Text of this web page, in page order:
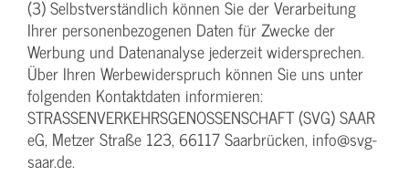
(3) Selbstverständlich können Sie der Verarbeitung
Ihrer personenbezogenen Daten für Zwecke der
Werbung und Datenanalyse jederzeit widersprechen.
Über Ihren Werbewiderspruch können Sie uns unter
folgenden Kontaktdaten informieren:
STRASSENVERKEHRSGENOSSENSCHAFT (SVG) SAAR
eG, Metzer Straße 123, 66117 Saarbrücken, info@svg-
saar.de.